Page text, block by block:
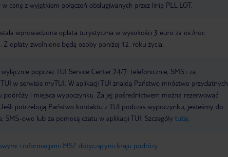
cenę z wyjątkiem połączeń obsługiwanych przez linię PLL LOT.
wprowadzona opłata turystyczna w wysokości 3 euro za os./noc
opłaty zwolnione będą osoby poniżej 12. roku życia.
poprzez TUI Service Center 24/7: telefonicznie, SMS i za
w serwisie myTUI. W aplikacji TUI znajdą Państwo mnóstwo przydatnych
podróży i miejsca wypoczynku. Za jej pośrednictwem można rezerwować
potrzebują Państwo kontaktu z TUI podczas wypoczynku, jesteśmy do
SMS-owo lub za pomocą czatu w aplikacji TUI. Szczegóły tutaj
i informacjami MSZ dotyczącymi kraju podróży.